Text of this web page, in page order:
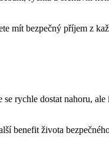
mít bezpečný příjem z
rychle dostat nahoru,
benefit života